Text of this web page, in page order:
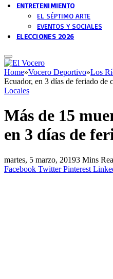
ENTRETENIMIENTO
EL SÉPTIMO ARTE
EVENTOS Y SOCIALES
ELECCIONES 2026
Home»Vocero Deportivo»Los
Ecuador, en 3 días de feriado de
Locales
Más de 15
en 3 días de
martes, 5 marzo, 20193 Mins
Facebook Twitter Pinterest